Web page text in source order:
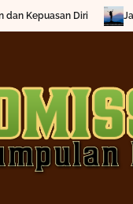
Jangan Pernah Takut